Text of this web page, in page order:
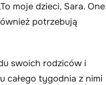
moje dzieci, Sara. One
potrzebują
swoich rodziców i
całego tygodnia z nimi